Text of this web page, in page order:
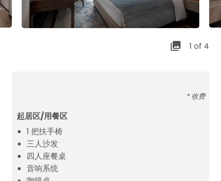
1 of 4
* 收费
起居区/用餐区
1 把扶手椅
三人沙发
四人座餐桌
音响系统